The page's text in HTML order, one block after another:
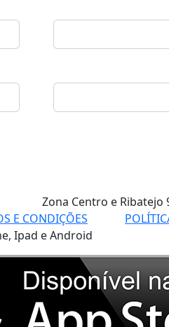
Zona Centro e Ribatejo
E CONDIÇÕES
Ipad e Android